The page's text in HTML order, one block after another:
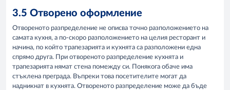
3.5 Отворено оформление
Отвореното разпределение не описва точно разположението на
самата кухня, а по-скоро разположението на целия ресторант и
начина, по който трапезарията и кухнята са разположени една
спрямо друга. При отвореното разпределение кухнята и
трапезарията нямат стена помежду си. Понякога обаче има
стъклена преграда. Въпреки това посетителите могат да
надникнат в кухнята. Отвореното разпределение може да бъде